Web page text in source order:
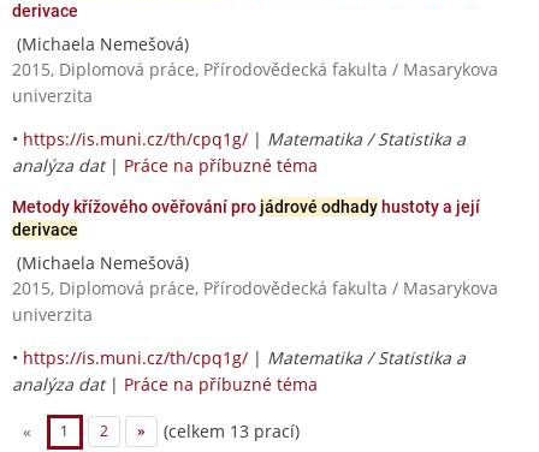
derivace
(Michaela Nemešová)
2015, Diplomová práce, Přírodovědecká fakulta / Masarykova
univerzita
• https://is.muni.cz/th/cpq1g/ | Matematika / Statistika a
analýza dat| Práce na příbuzné téma
Metody křížového ověřování pro jádrové odhady hustoty a její
derivace
(Michaela Nemešová)
2015, Diplomová práce, Přírodovědecká fakulta / Masarykova
univerzita
• https://is.muni.cz/th/cpq1g/ | Matematika / Statistika a
analýza dat| Práce na příbuzné téma
« 1 2 » (celkem 13 prací)